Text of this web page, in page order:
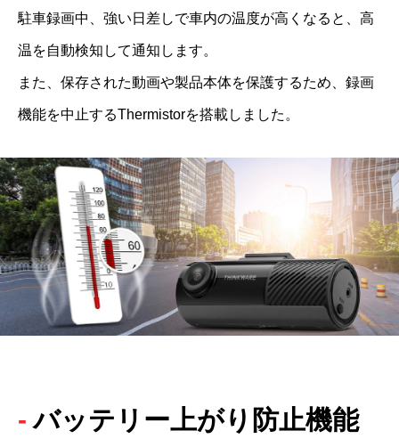
駐車録画中、強い日差しで車内の温度が高くなると、高
温を自動検知して通知します。
また、保存された動画や製品本体を保護するため、録画
機能を中止するThermistorを搭載しました。
バッテリー上がり防止機能